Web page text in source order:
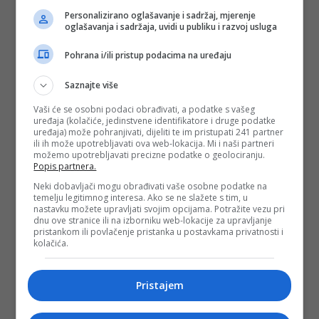
Personalizirano oglašavanje i sadržaj, mjerenje
oglašavanja i sadržaja, uvidi u publiku i razvoj usluga
Pohrana i/ili pristup podacima na uređaju
Saznajte više
Vaši će se osobni podaci obrađivati, a podatke s vašeg
uređaja (kolačiće, jedinstvene identifikatore i druge podatke
uređaja) može pohranjivati, dijeliti te im pristupati 241 partner
ili ih može upotrebljavati ova web-lokacija. Mi i naši partneri
možemo upotrebljavati precizne podatke o geolociranju.
Popis partnera.
Neki dobavljači mogu obrađivati vaše osobne podatke na
temelju legitimnog interesa. Ako se ne slažete s tim, u
nastavku možete upravljati svojim opcijama. Potražite vezu pri
dnu ove stranice ili na izborniku web-lokacije za upravljanje
pristankom ili povlačenje pristanka u postavkama privatnosti i
kolačića.
Pristajem